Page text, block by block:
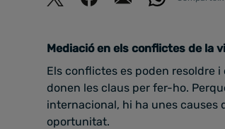
Mediació en els conflictes de la
Els conflictes es poden resoldre
donen les claus per fer-ho.
internacional, hi ha unes
oportunitat.